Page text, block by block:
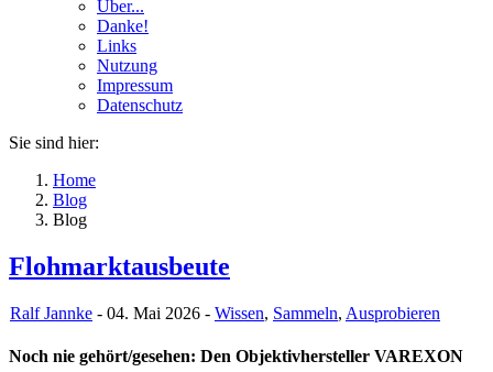
Über...
Danke!
Links
Nutzung
Impressum
Datenschutz
Sie sind hier:
Home
Blog
Blog
Flohmarktausbeute
Ralf Jannke - 04. Mai 2026 - Wissen, Sammeln, Ausprobieren
Noch nie gehört/gesehen: Den Objektivhersteller VAREXON